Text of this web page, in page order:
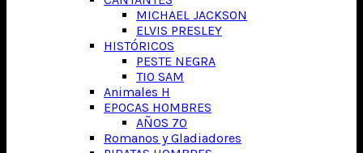
MICHAEL JACKSON
ELVIS PRESLEY
HISTÓRICOS
PESTE NEGRA
TIO SAM
Animales H
EPOCAS HOMBRES
AÑOS 70
Romanos y Gladiadores